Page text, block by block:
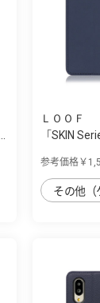
ＬＯＯＦ
「SKIN
参考価格￥
その他（